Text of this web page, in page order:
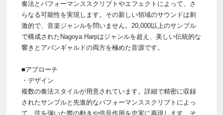
奏法とパフォーマンススクリプトやエフェクトによって、さ
らなる可能性を実現します。その新しい領域のサウンドは刺
激的で、音楽ジャンルを問いません。20,000以上のサンプル
で構成されたNagoya Harpはジャンルを超え、美しい伝統的な
響きとアバンギャルドの両方を極めた音源です。
■アプローチ
・デザイン
複数の奏法スタイルが用意されています。詳細で精密に収録
されたサンプルと先進的なパフォーマンススクリプトによっ
て、弦を弾いた際の動きや倍音作用を忠実に再現します。そ